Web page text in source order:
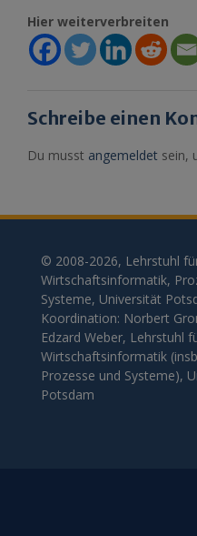
Hier weiterverbreiten
Schreibe einen
Du musst angemeldet sein,
© 2008-2026, Lehrstuhl
Wirtschaftsinformatik,
Systeme, Universität
Koordination: Norbert
Edzard Weber, Lehrstuhl
Wirtschaftsinformatik
Prozesse und Systeme),
Potsdam